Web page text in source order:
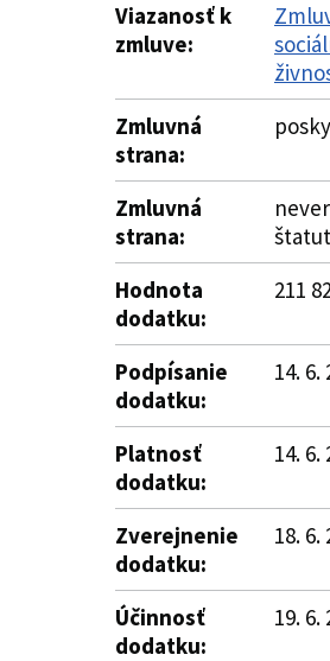
Viazanosť k
zmluve:
Zmluvná
strana:
Zmluvná
strana:
Hodnota
dodatku:
211
Podpísanie
dodatku:
14. 6.
Platnosť
dodatku:
14. 6.
Zverejnenie
dodatku:
18. 6.
Účinnosť
dodatku:
19. 6.